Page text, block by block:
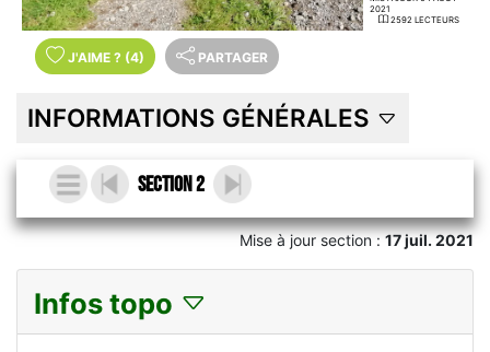
2021
2592 LECTEURS
J'AIME ? (4) PARTAGER
INFORMATIONS GÉNÉRALES
Section 2
Mise à jour section :17 juil. 2021
Infos topo